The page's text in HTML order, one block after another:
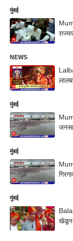
मुंबई
NEWS
मुंबई
मुंबई
मुंबई
खेळून